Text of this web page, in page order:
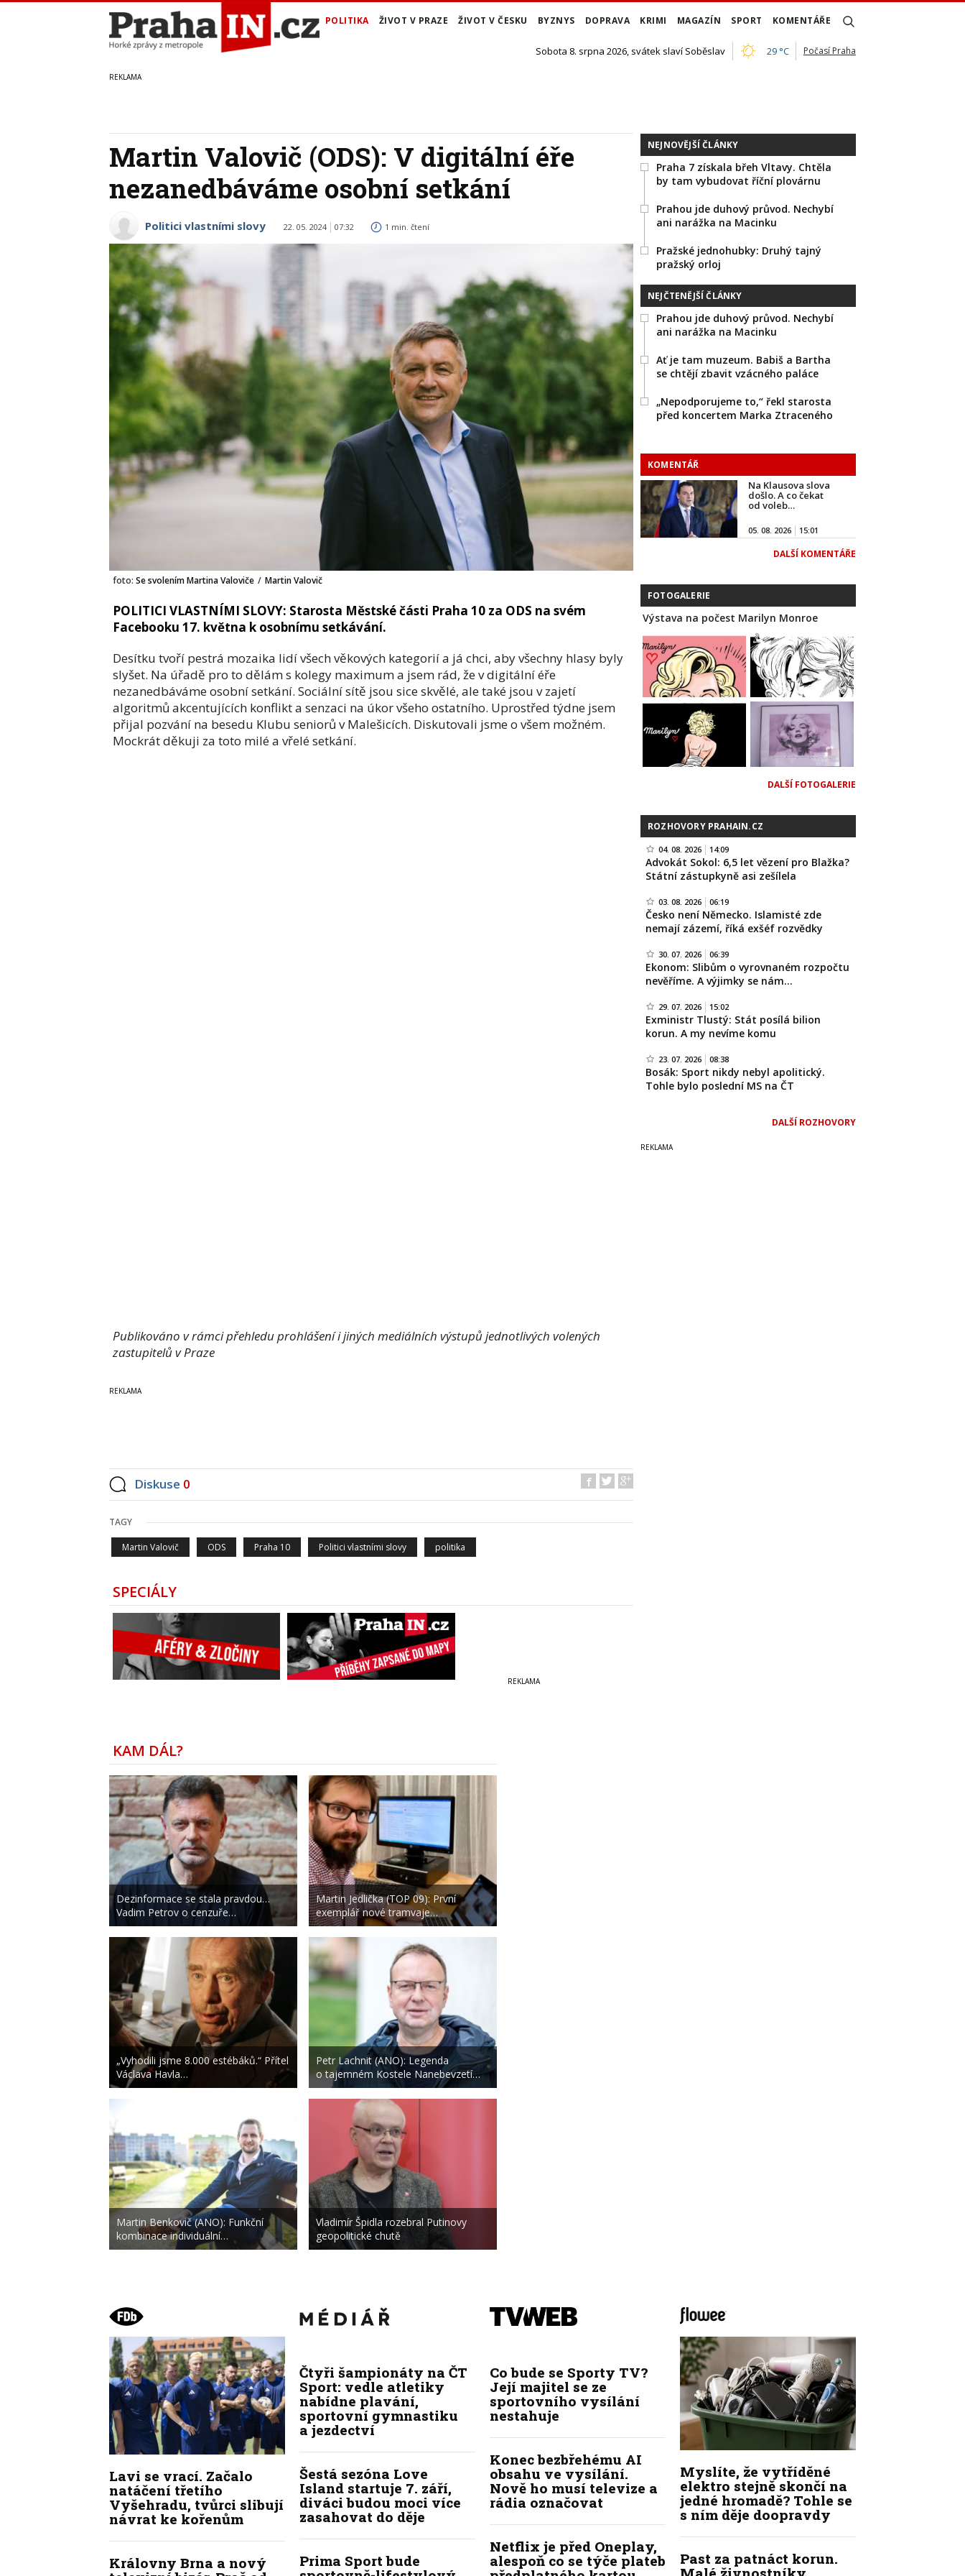
POLITIKA ŽIVOT V PRAZE ŽIVOT V ČESKU BYZNYS DOPRAVA KRIMI MAGAZÍN SPORT KOMENTÁŘE
Sobota 8. srpna 2026, svátek slaví Soběslav 29 °C Počasí Praha
Martin Valovič (ODS): V digitální éře
nezanedbáváme osobní setkání
Politici vlastními slovy 22. 05. 2024 07:32 1 min. čtení
foto: Se svolením Martina Valoviče / Martin Valovič
POLITICI VLASTNÍMI SLOVY: Starosta Městské části Praha 10 za ODS na svém
Facebooku 17. května k osobnímu setkávání.
Desítku tvoří pestrá mozaika lidí všech věkových kategorií a já chci, aby všechny hlasy byly
slyšet. Na úřadě pro to dělám s kolegy maximum a jsem rád, že v digitální éře
nezanedbáváme osobní setkání. Sociální sítě jsou sice skvělé, ale také jsou v zajetí
algoritmů akcentujících konflikt a senzaci na úkor všeho ostatního. Uprostřed týdne jsem
přijal pozvání na besedu Klubu seniorů v Malešicích. Diskutovali jsme o všem možném.
Mockrát děkuji za toto milé a vřelé setkání.
Publikováno v rámci přehledu prohlášení i jiných mediálních výstupů jednotlivých volených
zastupitelů v Praze
Diskuse 0
TAGY
Martin Valovič ODS Praha 10 Politici vlastními slovy politika
SPECIÁLY
NEJNOVĚJŠÍ ČLÁNKY
Praha 7 získala břeh Vltavy. Chtěla
by tam vybudovat říční plovárnu
Prahou jde duhový průvod. Nechybí
ani narážka na Macinku
Pražské jednohubky: Druhý tajný
pražský orloj
NEJČTENĚJŠÍ ČLÁNKY
Prahou jde duhový průvod. Nechybí
ani narážka na Macinku
Ať je tam muzeum. Babiš a Bartha
se chtějí zbavit vzácného paláce
„Nepodporujeme to,“ řekl starosta
před koncertem Marka Ztraceného
KOMENTÁŘ
Na Klausova slova
došlo. A co čekat
od voleb…
05. 08. 2026 15:01
DALŠÍ KOMENTÁŘE
FOTOGALERIE
Výstava na počest Marilyn Monroe
DALŠÍ FOTOGALERIE
ROZHOVORY PRAHAIN.CZ
04. 08. 2026 14:09
Advokát Sokol: 6,5 let vězení pro Blažka?
Státní zástupkyně asi zešílela
03. 08. 2026 06:19
Česko není Německo. Islamisté zde
nemají zázemí, říká exšéf rozvědky
30. 07. 2026 06:39
Ekonom: Slibům o vyrovnaném rozpočtu
nevěříme. A výjimky se nám…
29. 07. 2026 15:02
Exministr Tlustý: Stát posílá bilion
korun. A my nevíme komu
23. 07. 2026 08:38
Bosák: Sport nikdy nebyl apolitický.
Tohle bylo poslední MS na ČT
DALŠÍ ROZHOVORY
KAM DÁL?
Dezinformace se stala pravdou…
Vadim Petrov o cenzuře…
„Vyhodili jsme 8.000 estébáků.“ Přítel
Václava Havla…
Martin Benkovič (ANO): Funkční
kombinace individuální…
Martin Jedlička (TOP 09): První
exemplář nové tramvaje…
Petr Lachnit (ANO): Legenda
o tajemném Kostele Nanebevzetí…
Vladimír Špidla rozebral Putinovy
geopolitické chutě
Lavi se vrací. Začalo
natáčení třetího
Vyšehradu, tvůrci slibují
návrat ke kořenům
Královny Brna a nový
Čtyři šampionáty na ČT
Sport: vedle atletiky
nabídne plavání,
sportovní gymnastiku
a jezdectví
Šestá sezóna Love
Island startuje 7. září,
diváci budou moci více
zasahovat do děje
Prima Sport bude
Co bude se Sporty TV?
Její majitel se ze
sportovního vysílání
nestahuje
Konec bezbřehému AI
obsahu ve vysílání.
Nově ho musí televize a
rádia označovat
Netflix je před Oneplay,
alespoň co se týče plateb
Myslíte, že vytříděné
elektro stejně skončí na
jedné hromadě? Tohle se
s ním děje doopravdy
Past za patnáct korun.